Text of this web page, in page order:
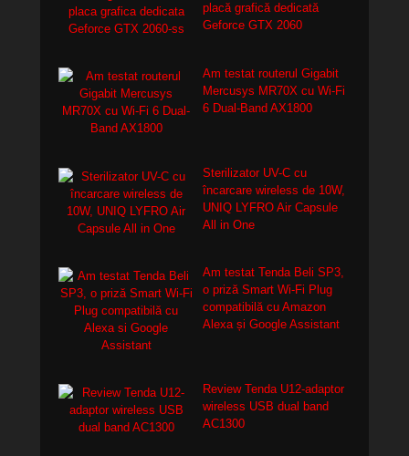
placă grafică dedicată
Geforce GTX 2060
Am testat routerul Gigabit
Mercusys MR70X cu Wi-Fi
6 Dual-Band AX1800
Sterilizator UV-C cu
încarcare wireless de 10W,
UNIQ LYFRO Air Capsule
All in One
Am testat Tenda Beli SP3,
o priză Smart Wi-Fi Plug
compatibilă cu Amazon
Alexa și Google Assistant
Review Tenda U12-adaptor
wireless USB dual band
AC1300